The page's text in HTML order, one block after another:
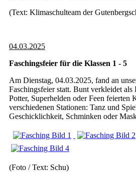
(Text: Klimaschulteam der
04.03.2025
Faschingsfeier für die Klassen 1 - 5
Am Dienstag, 04.03.2025, fand an
Faschingsfeier statt. Bunt verkleidet
Potter, Superhelden oder Feen feierten
verschiedenen Stationen: Tanz und
Geschicklichkeit, Schminken oder
(Foto / Text: Schu)